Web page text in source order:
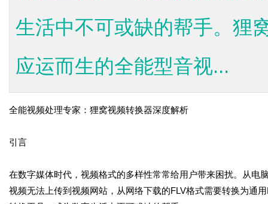
生活中不可或缺的帮手。狸
应运而生的全能型音视...
全能视频处理专家：狸窝视频转换器深度解析
引言
在数字媒体时代，视频格式的多样性常常给用户带来困扰。从
视频无法上传到视频网站，从网络下载的FLV格式需要转换为